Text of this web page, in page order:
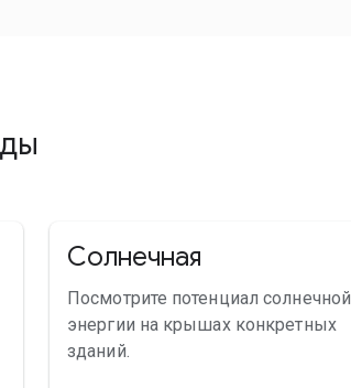
Солнечная
Посмотрите потенциал солнечной
энергии на крышах конкретных
зданий.